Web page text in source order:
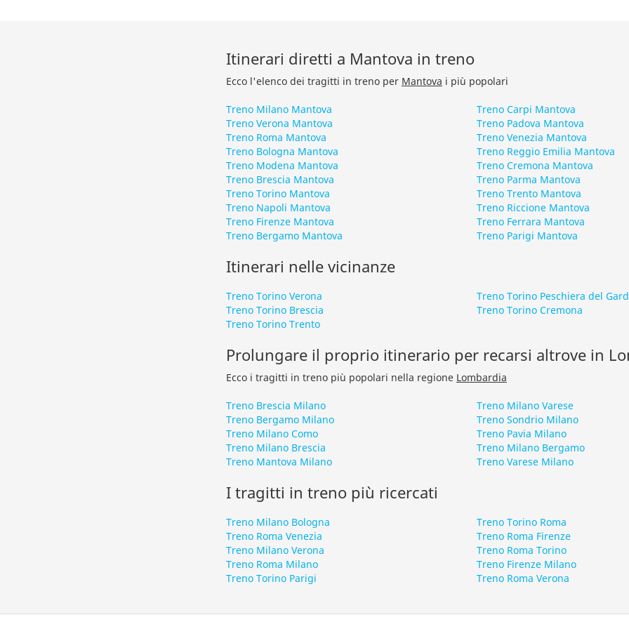
Itinerari diretti a Mantova in treno
Ecco l'elenco dei tragitti in treno per Mantova i più popolari
Treno Milano Mantova
Treno Verona Mantova
Treno Roma Mantova
Treno Bologna Mantova
Treno Modena Mantova
Treno Brescia Mantova
Treno Torino Mantova
Treno Napoli Mantova
Treno Firenze Mantova
Treno Bergamo Mantova
Treno Carpi Mantova
Treno Padova Mantova
Treno Venezia Mantova
Treno Reggio Emilia Mantova
Treno Cremona Mantova
Treno Parma Mantova
Treno Trento Mantova
Treno Riccione Mantova
Treno Ferrara Mantova
Treno Parigi Mantova
Itinerari nelle vicinanze
Treno Torino Verona
Treno Torino Brescia
Treno Torino Trento
Treno Torino Peschiera del
Treno Torino Cremona
Prolungare il proprio itinerario per recarsi altrove in
Ecco i tragitti in treno più popolari nella regione Lombardia
Treno Brescia Milano
Treno Bergamo Milano
Treno Milano Como
Treno Milano Brescia
Treno Mantova Milano
Treno Milano Varese
Treno Sondrio Milano
Treno Pavia Milano
Treno Milano Bergamo
Treno Varese Milano
I tragitti in treno più ricercati
Treno Milano Bologna
Treno Roma Venezia
Treno Milano Verona
Treno Roma Milano
Treno Torino Parigi
Treno Torino Roma
Treno Roma Firenze
Treno Roma Torino
Treno Firenze Milano
Treno Roma Verona